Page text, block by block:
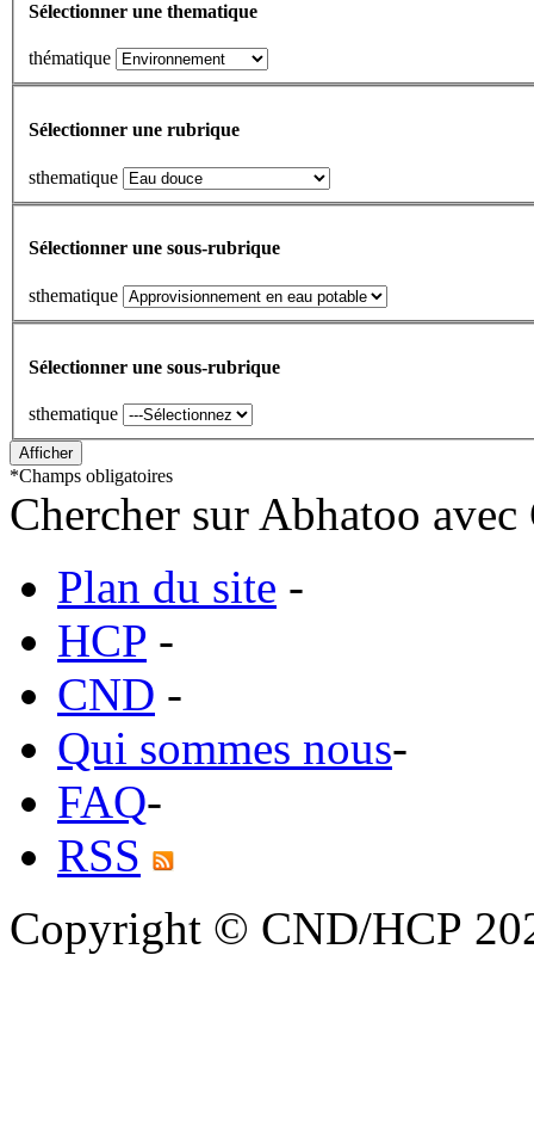
Sélectionner une thematique
thématique
Sélectionner une rubrique
sthematique
Sélectionner une sous-rubrique
sthematique
Sélectionner une sous-rubrique
sthematique
*Champs obligatoires
Chercher sur Abhatoo
Plan du site -
HCP -
CND -
Qui sommes nous-
FAQ-
RSS
Copyright © CND/HCP